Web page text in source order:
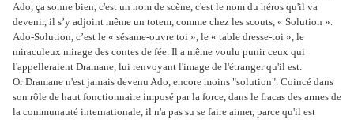
Ado, ça sonne bien, c'est un nom de scène, c'est le nom du héros qu'il va
devenir, il s’y adjoint même un totem, comme chez les scouts, « Solution ».
Ado-Solution, c’est le « sésame-ouvre toi », le « table dresse-toi », le
miraculeux mirage des contes de fée. Il a même voulu punir ceux qui
l'appelleraient Dramane, lui renvoyant l'image de l'étranger qu'il est.
Or Dramane n'est jamais devenu Ado, encore moins "solution". Coincé dans
son rôle de haut fonctionnaire imposé par la force, dans le fracas des armes de
la communauté internationale, il n'a pas su se faire aimer, parce qu'il est